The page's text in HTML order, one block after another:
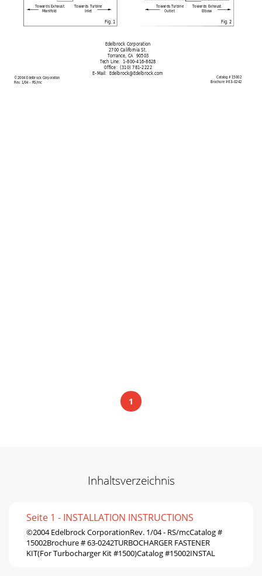
©2004 Edelbrock Corporation
Rev. 1/04 - RS/mc
Catalog # 15002
Brochure # 63-0242
Edelbrock Corporation
2700 California St.
Torrance, CA  90503
Tech Line:  1-800-416-8628
Office:  (310) 781-2222
E-Mail: Edelbrock@Edelbrock.com
Fig. 2
Fig. 1
Towards Exhaust
Elbow
Towards Turbine
Outlet
Towards Turbine
Inlet
Towards Exhaust
Manifold
1
Inhaltsverzeichnis
Seite 1 - INSTALLATION INSTRUCTIONS
©2004 Edelbrock CorporationRev. 1/04 - RS/mcCatalog #
15002Brochure # 63-0242TURBOCHARGER FASTENER
KIT(For Turbocharger Kit #1500)Catalog #15002INSTAL